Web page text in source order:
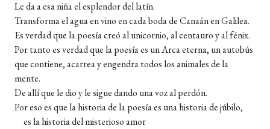
Le da a esa niña el esplendor del latín.
Transforma el agua en vino en cada boda de Canaán en Galilea.
Es verdad que la poesía creó al unicornio, al centauro y al fénix.
Por tanto es verdad que la poesía es un Arca eterna, un autobús
que contiene, acarrea y engendra todos los animales de la
mente.
De allí que le dio y le sigue dando una voz al perdón.
Por eso es que la historia de la poesía es una historia de júbilo,
es la historia del misterioso amor